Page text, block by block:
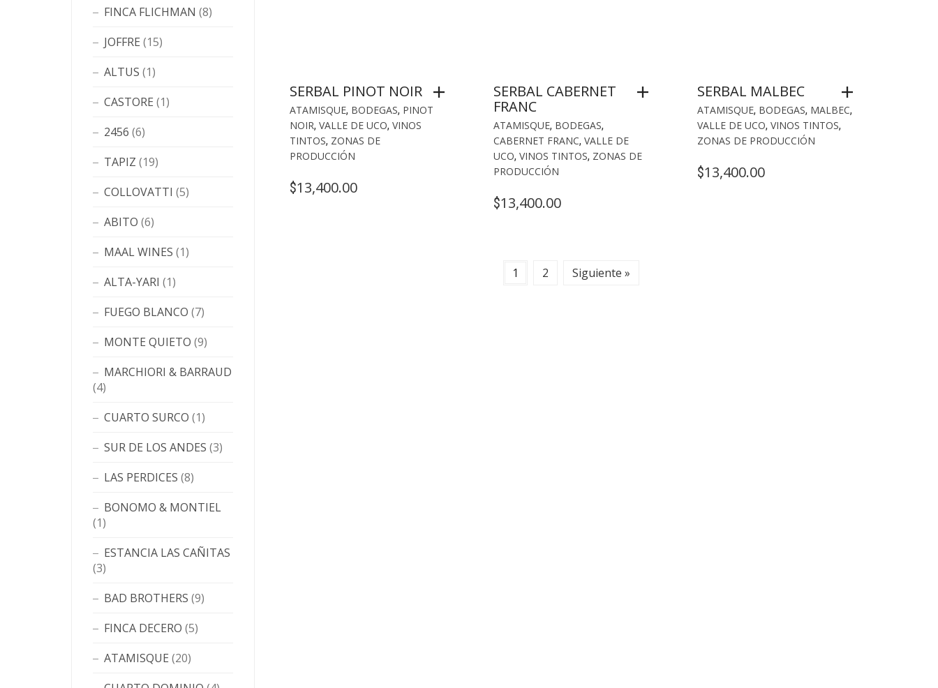
SERBAL PINOT NOIR
ATAMISQUE, BODEGAS, PINOT
NOIR, VALLE DE UCO, VINOS
TINTOS, ZONAS DE
PRODUCCIÓN
$13,400.00
SERBAL CABERNET
FRANC
ATAMISQUE, BODEGAS,
CABERNET FRANC, VALLE DE
UCO, VINOS TINTOS, ZONAS DE
PRODUCCIÓN
$13,400.00
SERBAL MALBEC
ATAMISQUE, BODEGAS, MALBEC,
VALLE DE UCO,VINOS TINTOS,
ZONAS DE PRODUCCIÓN
$13,400.00
1 2 Siguiente »
FINCA FLICHMAN (8)
JOFFRE (15)
ALTUS (1)
CASTORE (1)
2456 (6)
TAPIZ (19)
COLLOVATTI (5)
ABITO (6)
MAAL WINES (1)
ALTA-YARI (1)
FUEGO BLANCO (7)
MONTE QUIETO (9)
MARCHIORI & BARRAUD
(4)
CUARTO SURCO (1)
SUR DE LOS ANDES (3)
LAS PERDICES (8)
BONOMO & MONTIEL
(1)
ESTANCIA LAS CAÑITAS
(3)
BAD BROTHERS (9)
FINCA DECERO (5)
ATAMISQUE (20)